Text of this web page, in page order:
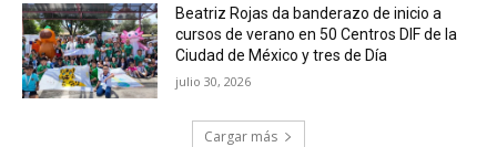
Beatriz Rojas da banderazo de inicio a
cursos de verano en 50 Centros DIF de la
Ciudad de México y tres de Día
julio 30, 2026
Cargar más